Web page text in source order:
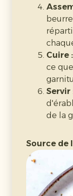
Cuire :
ce
Servir
de la
Source de
Mélange
farine, le
le sel
Mélange
fouettez
Assembler :
dans le
assez
Cuire :
cure-dent
Refroidir
de
de crème.